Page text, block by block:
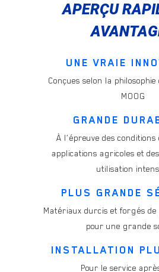
APERÇU
UNE VRAIE
Conçues selon la
MOOG
GRANDE
À l’épreuve des
applications agricoles et
utilisation
PLUS GRANDE
Matériaux durcis et forgés
pour une grande
INSTALLATION
Pour le service